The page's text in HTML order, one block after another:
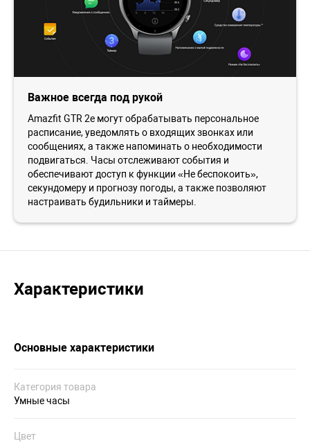
Важное всегда под рукой
Amazfit GTR 2e могут обрабатывать персональное
расписание, уведомлять о входящих звонках или
сообщениях, а также напоминать о необходимости
подвигаться. Часы отслеживают события и
обеспечивают доступ к функции «Не беспокоить»,
секундомеру и прогнозу погоды, а также позволяют
настраивать будильники и таймеры.
Характеристики
Основные характеристики
Категория товара
Умные часы
Цвет